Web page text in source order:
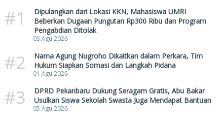
#1
Dipulangkan dari Lokasi KKN, Mahasiswa UMRI
Beberkan Dugaan Pungutan Rp300 Ribu dan Program
Pengabdian Ditolak
03 Agu 2026
#2
Nama Agung Nugroho Dikaitkan dalam Perkara, Tim
Hukum Siapkan Somasi dan Langkah Pidana
01 Agu 2026
#3
DPRD Pekanbaru Dukung Seragam Gratis, Abu Bakar
Usulkan Siswa Sekolah Swasta Juga Mendapat Bantuan
05 Agu 2026